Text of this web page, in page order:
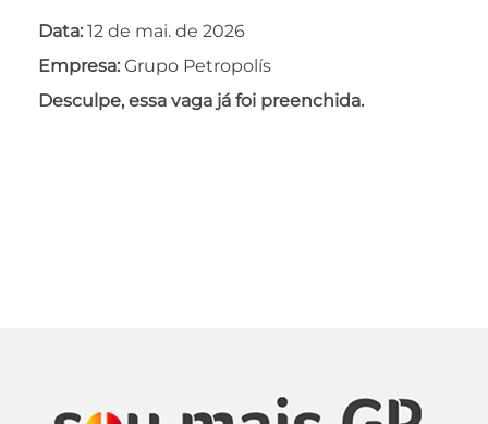
Data: 12 de mai. de 2026
Empresa: Grupo Petropolís
Desculpe, essa vaga já foi preenchida.